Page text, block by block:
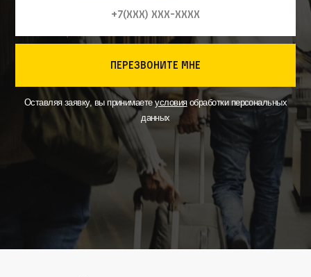
перезвоните мне
Оставляя заявку, вы принимаетеусловияобработки персональных
данных